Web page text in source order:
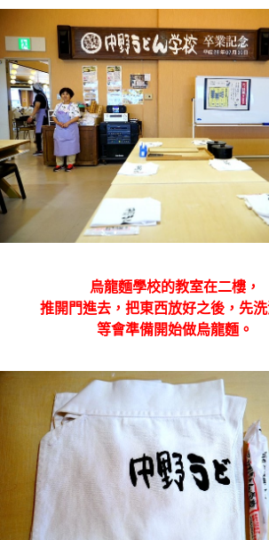
烏龍麵學校的教室在二樓，
推開門進去，把東西放好之後，先洗
等會準備開始做烏龍麵。